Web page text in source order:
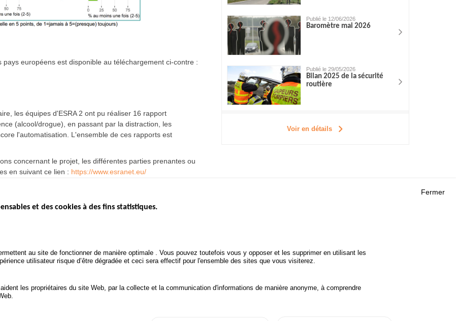
européens est disponible au téléchargement ci-contre :
les équipes d'ESRA 2 ont pu réaliser 16 rapport
(alcool/drogue), en passant par la distraction, les
l'automatisation. L'ensemble de ces rapports est
concernant le projet, les différentes parties prenantes ou
en suivant ce lien : https://www.esranet.eu/
Publié le 12/06/2026
Baromètre mai 2026
Publié le 29/05/2026
Bilan 2025 de la sécurité
routière
Voir en détails
Bilan annuel des infractions
ACCIDENTS DE LA ROUTE
POLITIQUE DE SÉCURITÉ
ROUTIÈRE
Fermer
et des cookies à des fins statistiques.
au site de fonctionner de manière optimale . Vous pouvez toutefois vous y opposer et les supprimer en utilisant les
utilisateur risque d’être dégradée et ceci sera effectif pour l'ensemble des sites que vous visiterez.
les propriétaires du site Web, par la collecte et la communication d'informations de manière anonyme, à comprendre